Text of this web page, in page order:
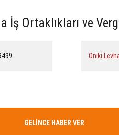
İş Ortaklıkları ve
Oniki
GELİNCE HABER VER